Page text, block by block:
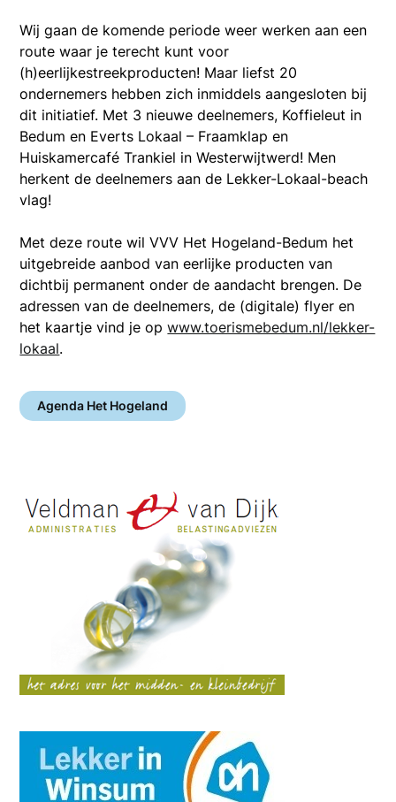
Wij gaan de komende periode weer werken aan een
route waar je terecht kunt voor
(h)eerlijkestreekproducten! Maar liefst 20
ondernemers hebben zich inmiddels aangesloten bij
dit initiatief. Met 3 nieuwe deelnemers, Koffieleut in
Bedum en Everts Lokaal – Fraamklap en
Huiskamercafé Trankiel in Westerwijtwerd! Men
herkent de deelnemers aan de Lekker-Lokaal-beach
vlag!
Met deze route wil VVV Het Hogeland-Bedum het
uitgebreide aanbod van eerlijke producten van
dichtbij permanent onder de aandacht brengen. De
adressen van de deelnemers, de (digitale) flyer en
het kaartje vind je opwww.toerismebedum.nl/lekker-
lokaal.
Agenda Het Hogeland